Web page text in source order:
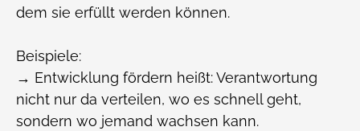
dem sie erfüllt werden können.
Beispiele:
→ Entwicklung fördern heißt: Verantwortung
nicht nur da verteilen, wo es schnell geht,
sondern wo jemand wachsen kann.